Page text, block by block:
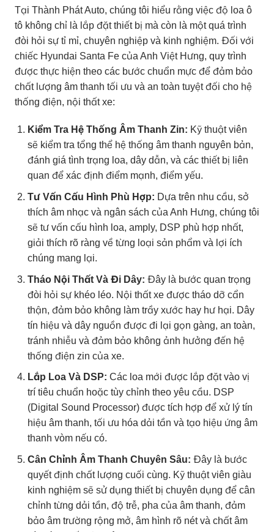
Tại Thành Phát Auto, chúng tôi hiểu rằng việc độ loa ô
tô không chỉ là lắp đặt thiết bị mà còn là một quá trình
đòi hỏi sự tỉ mỉ, chuyên nghiệp và kinh nghiệm. Đối với
chiếc Hyundai Santa Fe của Anh Việt Hưng, quy trình
được thực hiện theo các bước chuẩn mực để đảm bảo
chất lượng âm thanh tối ưu và an toàn tuyệt đối cho hệ
thống điện, nội thất xe:
Kiểm Tra Hệ Thống Âm Thanh Zin: Kỹ thuật viên
sẽ kiểm tra tổng thể hệ thống âm thanh nguyên bản,
đánh giá tình trạng loa, dây dẫn, và các thiết bị liên
quan để xác định điểm mạnh, điểm yếu.
Tư Vấn Cấu Hình Phù Hợp: Dựa trên nhu cầu, sở
thích âm nhạc và ngân sách của Anh Hưng, chúng tôi
sẽ tư vấn cấu hình loa, amply, DSP phù hợp nhất,
giải thích rõ ràng về từng loại sản phẩm và lợi ích
chúng mang lại.
Tháo Nội Thất Và Đi Dây: Đây là bước quan trọng
đòi hỏi sự khéo léo. Nội thất xe được tháo dỡ cẩn
thận, đảm bảo không làm trầy xước hay hư hại. Dây
tín hiệu và dây nguồn được đi lại gọn gàng, an toàn,
tránh nhiễu và đảm bảo không ảnh hưởng đến hệ
thống điện zin của xe.
Lắp Loa Và DSP: Các loa mới được lắp đặt vào vị
trí tiêu chuẩn hoặc tùy chỉnh theo yêu cầu. DSP
(Digital Sound Processor) được tích hợp để xử lý tín
hiệu âm thanh, tối ưu hóa dải tần và tạo hiệu ứng âm
thanh vòm nếu có.
Cân Chỉnh Âm Thanh Chuyên Sâu: Đây là bước
quyết định chất lượng cuối cùng. Kỹ thuật viên giàu
kinh nghiệm sẽ sử dụng thiết bị chuyên dụng để cân
chỉnh từng dải tần, độ trễ, pha của âm thanh, đảm
bảo âm trường rộng mở, âm hình rõ nét và chất âm